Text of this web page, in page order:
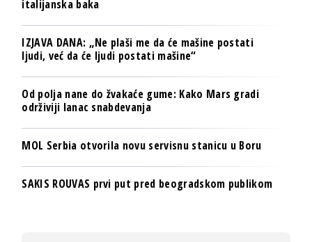
italijanska baka
IZJAVA DANA: „Ne plaši me da će mašine postati
ljudi, već da će ljudi postati mašine“
Od polja nane do žvakaće gume: Kako Mars gradi
održiviji lanac snabdevanja
MOL Serbia otvorila novu servisnu stanicu u Boru
SAKIS ROUVAS prvi put pred beogradskom publikom